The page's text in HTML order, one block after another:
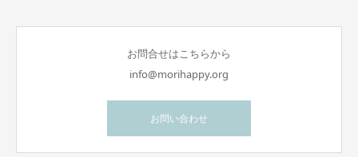
お問合せはこちらから
info@morihappy.org
お問い合わせ